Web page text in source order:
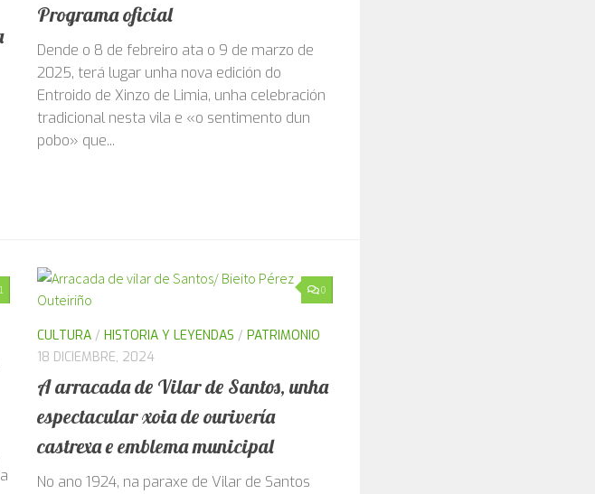
Entroido de Xinzo de Limia 2025 –
Programa oficial
Dende o 8 de febreiro ata o 9 de marzo de
2025, terá lugar unha nova edición do
Entroido de Xinzo de Limia, unha celebración
tradicional nesta vila e «o sentimento dun
18 DICIEMBRE, 2024
A arracada de Vilar de Santos, unha
espectacular xoia de ourivería
castrexa e emblema municipal